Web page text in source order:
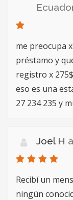
me preocupa
préstamo y
registro x
eso es una
27 234 235 y
Joel H
Recibí un
ningún